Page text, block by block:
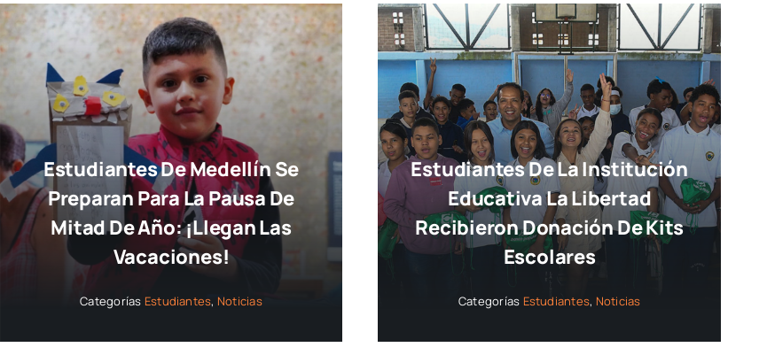
Estudiantes De Medellín Se
Preparan Para La Pausa De
Mitad De Año: ¡llegan Las
Vacaciones!
Categorías Estudiantes Noticias
Estudiantes De La Institución
Educativa La Libertad
Recibieron Donación De Kits
Escolares
Categorías Estudiantes Noticias